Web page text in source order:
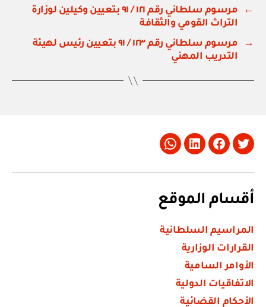
←
مرسوم سلطاني رقم ١٢١ / ٩١ بتعيين وكيلين لوزارة
التراث القومي والثقافة
→
مرسوم سلطاني رقم ١٢٣ / ٩١ بتعيين رئيس لهيئة
التدريب المهني
Twitter
Facebook
LinkedIn
Whatsapp
أقسام الموقع
المراسيم السلطانية
القرارات الوزارية
الأوامر السامية
الاتفاقيات الدولية
الأحكام القضائية